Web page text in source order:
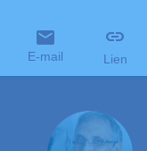
E-mail Lien